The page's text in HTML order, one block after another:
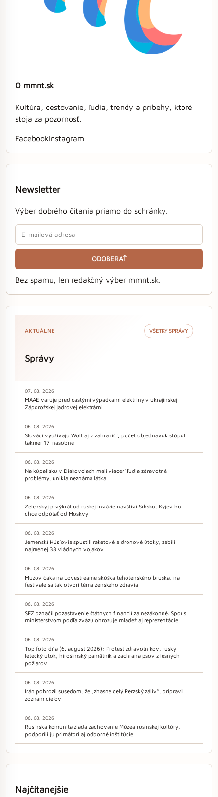
O mmnt.sk
Kultúra, cestovanie, ľudia, trendy a príbehy, ktoré
stoja za pozornosť.
FacebookInstagram
Newsletter
Výber dobrého čítania priamo do schránky.
ODOBERAŤ
Bez spamu, len redakčný výber mmnt.sk.
AKTUÁLNE VŠETKY SPRÁVY
Správy
07. 08. 2026
MAAE varuje pred častými výpadkami elektriny v ukrajinskej
Záporožskej jadrovej elektrárni
06. 08. 2026
Slováci využívajú Wolt aj v zahraničí, počet objednávok stúpol
takmer 17-násobne
06. 08. 2026
Na kúpalisku v Diakovciach mali viacerí ľudia zdravotné
problémy, unikla neznáma látka
06. 08. 2026
Zelenskyj prvýkrát od ruskej invázie navštívi Srbsko, Kyjev ho
chce odpútať od Moskvy
06. 08. 2026
Jemenskí Húsíovia spustili raketové a dronové útoky, zabili
najmenej 38 vládnych vojakov
06. 08. 2026
Mužov čaká na Lovestreame skúška tehotenského bruška, na
festivale sa tak otvorí téma ženského zdravia
06. 08. 2026
SFZ označil pozastavenie štátnych financií za nezákonné. Spor s
ministerstvom podľa zväzu ohrozuje mládež aj reprezentácie
06. 08. 2026
Top foto dňa (6. august 2026): Protest zdravotníkov, ruský
letecký útok, hirošimský pamätník a záchrana psov z lesných
požiarov
06. 08. 2026
Irán pohrozil susedom, že „zhasne celý Perzský záliv“, pripravil
zoznam cieľov
06. 08. 2026
Rusínska komunita žiada zachovanie Múzea rusínskej kultúry,
podporili ju primátori aj odborné inštitúcie
Najčítanejšie